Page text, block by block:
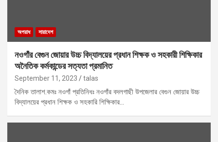
অপরাধ সারাদেশ
নওগাঁর বেগুন জোয়ার উচ্চ বিদ্যালয়ের প্রধান শিক্ষক ও সহকারী শিক্ষিকার
অনৈতিক কর্মকান্ডের সত্যতা প্রমানিত
September 11, 2023 talas
দৈনিক তালাশ.কমঃ নওগাঁ প্রতিনিধঃ নওগাঁর বদলগাছী উপজেলার বেগুন জোয়ার উচ্চ
বিদ্যালয়ের প্রধান শিক্ষক ও সহকারি শিক্ষিকার…